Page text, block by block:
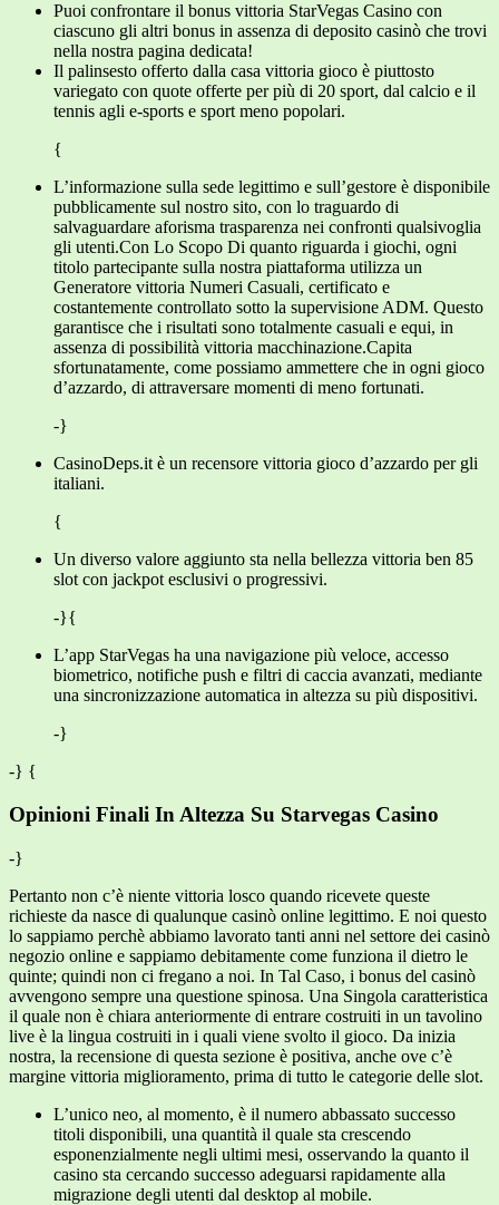
Puoi confrontare il bonus vittoria StarVegas Casino con
ciascuno gli altri bonus in assenza di deposito casinò che trovi
nella nostra pagina dedicata!
Il palinsesto offerto dalla casa vittoria gioco è piuttosto
variegato con quote offerte per più di 20 sport, dal calcio e il
tennis agli e-sports e sport meno popolari.
{
L’informazione sulla sede legittimo e sull’gestore è disponibile
pubblicamente sul nostro sito, con lo traguardo di
salvaguardare aforisma trasparenza nei confronti qualsivoglia
gli utenti.Con Lo Scopo Di quanto riguarda i giochi, ogni
titolo partecipante sulla nostra piattaforma utilizza un
Generatore vittoria Numeri Casuali, certificato e
costantemente controllato sotto la supervisione ADM. Questo
garantisce che i risultati sono totalmente casuali e equi, in
assenza di possibilità vittoria macchinazione.Capita
sfortunatamente, come possiamo ammettere che in ogni gioco
d’azzardo, di attraversare momenti di meno fortunati.
-}
CasinoDeps.it è un recensore vittoria gioco d’azzardo per gli
italiani.
{
Un diverso valore aggiunto sta nella bellezza vittoria ben 85
slot con jackpot esclusivi o progressivi.
-}{
L’app StarVegas ha una navigazione più veloce, accesso
biometrico, notifiche push e filtri di caccia avanzati, mediante
una sincronizzazione automatica in altezza su più dispositivi.
-}
-} {
Opinioni Finali In Altezza Su Starvegas Casino
-}
Pertanto non c’è niente vittoria losco quando ricevete queste
richieste da nasce di qualunque casinò online legittimo. E noi questo
lo sappiamo perchè abbiamo lavorato tanti anni nel settore dei casinò
negozio online e sappiamo debitamente come funziona il dietro le
quinte; quindi non ci fregano a noi. In Tal Caso, i bonus del casinò
avvengono sempre una questione spinosa. Una Singola caratteristica
il quale non è chiara anteriormente di entrare costruiti in un tavolino
live è la lingua costruiti in i quali viene svolto il gioco. Da inizia
nostra, la recensione di questa sezione è positiva, anche ove c’è
margine vittoria miglioramento, prima di tutto le categorie delle slot.
L’unico neo, al momento, è il numero abbassato successo
titoli disponibili, una quantità il quale sta crescendo
esponenzialmente negli ultimi mesi, osservando la quanto il
casino sta cercando successo adeguarsi rapidamente alla
migrazione degli utenti dal desktop al mobile.